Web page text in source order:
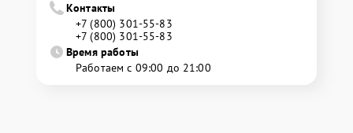
Контакты
+7 (800) 301-55-83
+7 (800) 301-55-83
Время работы
Работаем с 09:00 до 21:00